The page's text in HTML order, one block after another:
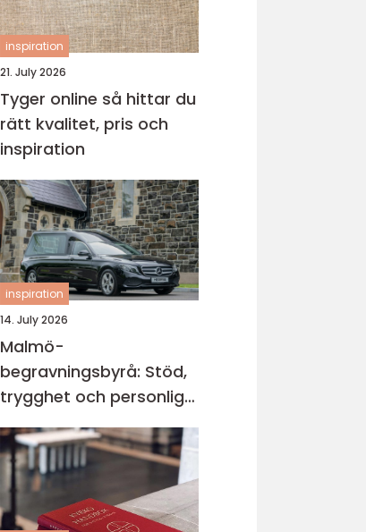
inspiration
21. July 2026
Tyger online så hittar du
rätt kvalitet, pris och
inspiration
inspiration
14. July 2026
Malmö-
begravningsbyrå: Stöd,
trygghet och personliga
avsked